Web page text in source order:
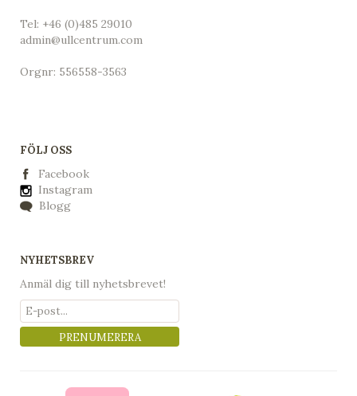
Tel: +46 (0)485 29010
admin@ullcentrum.com
Orgnr: 556558-3563
FÖLJ OSS
Facebook
Instagram
Blogg
NYHETSBREV
Anmäl dig till nyhetsbrevet!
PRENUMERERA